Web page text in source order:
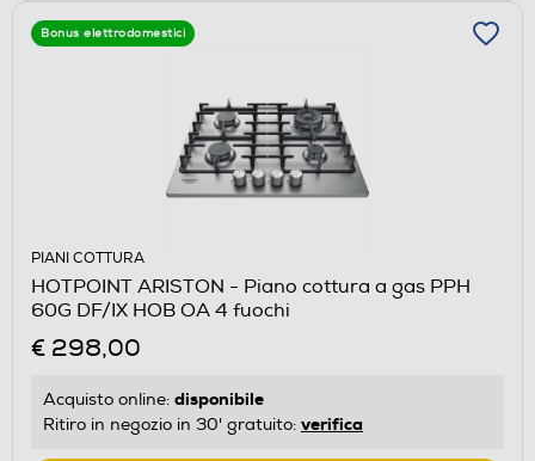
Bonus elettrodomestici
PIANI COTTURA
HOTPOINT ARISTON - Piano cottura a gas PPH
60G DF/IX HOB OA 4 fuochi
€ 298,00
Acquisto online: disponibile
Ritiro in negozio in 30' gratuito: verifica